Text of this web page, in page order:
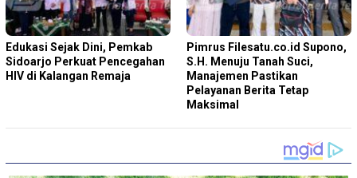
Edukasi Sejak Dini, Pemkab
Sidoarjo Perkuat Pencegahan
HIV di Kalangan Remaja
Pimrus Filesatu.co.id Supono,
S.H. Menuju Tanah Suci,
Manajemen Pastikan
Pelayanan Berita Tetap
Maksimal